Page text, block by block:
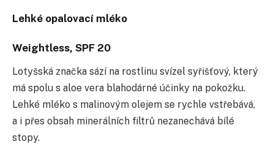
Lehké opalovací mléko
Weightless, SPF 20
Lotyšská značka sází na rostlinu svízel syřišťový, který
má spolu s aloe vera blahodárné účinky na pokožku.
Lehké mléko s malinovým olejem se rychle vstřebává,
a i přes obsah minerálních filtrů nezanechává bílé
stopy.